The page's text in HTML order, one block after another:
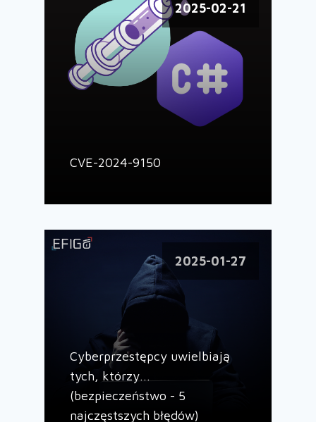
2025-02-21
CVE-2024-9150
2025-01-27
Cyberprzestępcy uwielbiają
tych, którzy...
(bezpieczeństwo - 5
najczęstszych błędów)